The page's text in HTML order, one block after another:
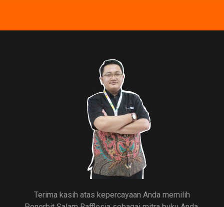
Terima kasih atas kepercayaan Anda memilih